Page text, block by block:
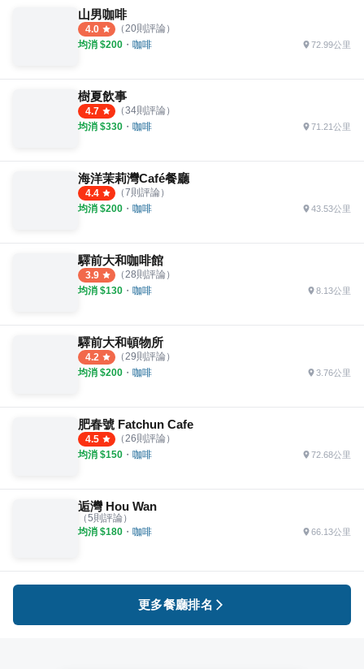
山男咖啡
4.0 （ 20則評論）
均消 $200 ・ 咖啡 72.99公里
樹夏飲事
4.7 （34則評論）
均消 $330 ・ 咖啡 71.21公里
海洋茉莉灣Café餐廳
4.4 （7則評論）
均消 $200 ・ 咖啡 43.53公里
驛前大和咖啡館
3.9 （ 28則評論）
均消 $130 ・ 咖啡 8.13公里
驛前大和頓物所
4.2 （ 29則評論）
均消 $200 ・ 咖啡 3.76公里
肥春號 Fatchun Cafe
4.5 （ 26則評論）
均消 $150 ・ 咖啡 72.68公里
逅灣 Hou Wan
（5則評論）
均消 $180 ・ 咖啡 66.13公里
更多餐廳排名